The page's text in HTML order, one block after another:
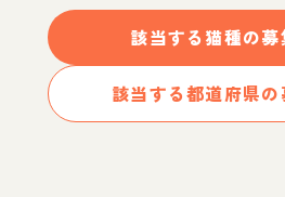
該当する 猫種の
該当する都道府県